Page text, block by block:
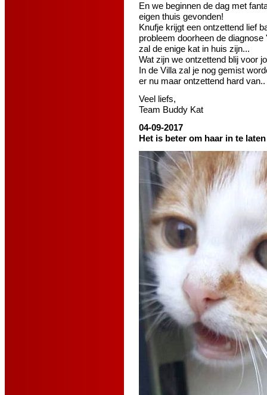
En we beginnen de dag met
eigen thuis gevonden!
Knufje krijgt een ontzettend lief
probleem doorheen de
zal de enige kat in huis zijn...
Wat zijn we ontzettend blij voor
In de Villa zal je nog gemist
er nu maar ontzettend hard
Veel liefs,
Team Buddy Kat
04-09-2017
Het is beter om haar in te